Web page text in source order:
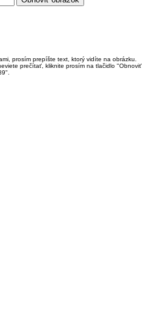
prosím prepíšte text, ktorý vidíte na obrázku.
prečítať, kliknite prosím na tlačidlo "Obnoviť